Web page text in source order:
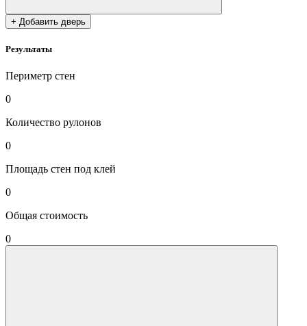
+ Добавить дверь
Результаты
Периметр стен
0
Количество рулонов
0
Площадь стен под клей
0
Общая стоимость
0